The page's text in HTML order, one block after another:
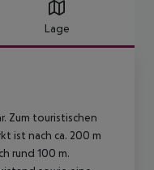
Lage
Zum touristischen
ist nach ca. 200 m
rund 100 m.